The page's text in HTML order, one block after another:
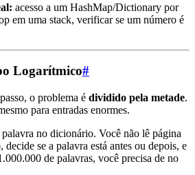
acesso a um HashMap/Dictionary por
em uma stack, verificar se um número é
Logarítmico#
o problema é dividido pela metade.
para entradas enormes.
no dicionário. Você não lê página
se a palavra está antes ou depois, e
de palavras, você precisa de no